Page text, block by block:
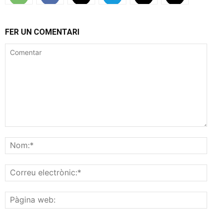
FER UN COMENTARI
web: